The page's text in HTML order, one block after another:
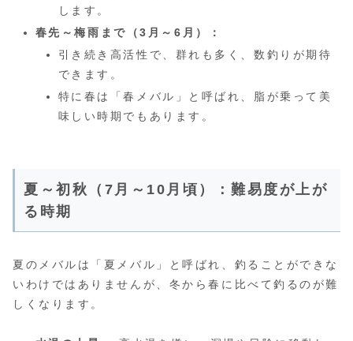
します。
春先～梅雨まで（3月～6月）：
引き続き高活性で、群れも多く、数釣りが期待
できます。
特に春は「春メバル」と呼ばれ、脂が乗って美
味しい時期でもあります。
夏～初秋（7月～10月頃）：難易度が上が
る時期
夏のメバルは「夏メバル」と呼ばれ、釣ることができな
いわけではありませんが、冬から春に比べて釣るのが難
しくなります。